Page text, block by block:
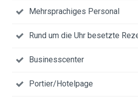
Mehrsprachiges Personal
Rund um die Uhr besetzte
Businesscenter
Portier/Hotelpage